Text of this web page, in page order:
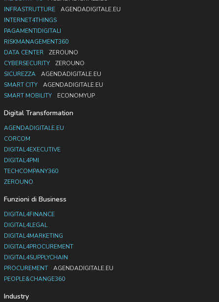
INFRASTRUTTURE
AGENDADIGITALE.EU
INTERNET4THINGS
PAGAMENTIDIGITALI
RISKMANAGEMENT360
DATA CENTER
ZEROUNO
CYBERSECURITY
ZEROUNO
SICUREZZA
AGENDADIGITALE.EU
SMART CITY
AGENDADIGITALE.EU
SMART MOBILITY
ECONOMYUP
Digital Transformation
AGENDADIGITALE.EU
CORCOM
DIGITAL4EXECUTIVE
DIGITAL4PMI
TECHCOMPANY360
ZEROUNO
Funzioni di Business
DIGITAL4FINANCE
DIGITAL4LEGAL
DIGITAL4MARKETING
DIGITAL4PROCUREMENT
DIGITAL4SUPPLYCHAIN
PROCUREMENT
AGENDADIGITALE.EU
PEOPLE&CHANGE360
Industry